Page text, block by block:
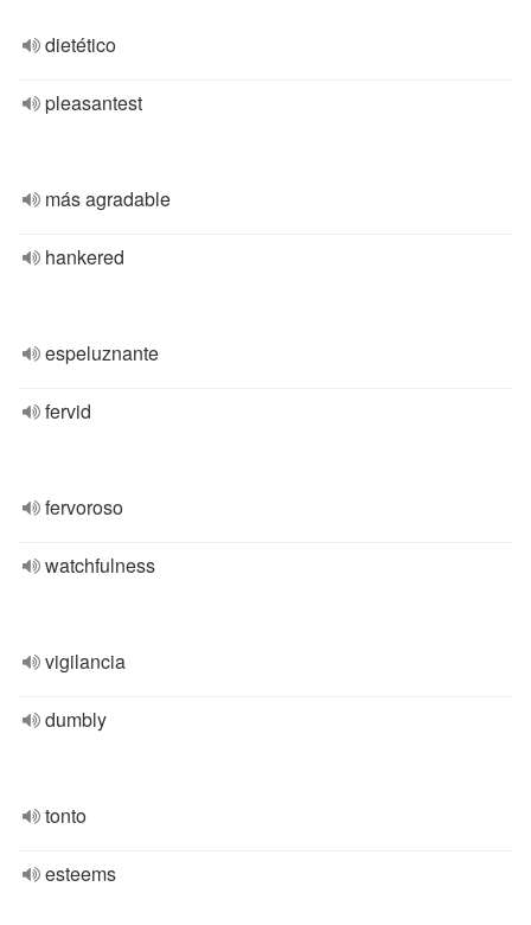
dietético
pleasantest
más agradable
hankered
espeluznante
fervid
fervoroso
watchfulness
vigilancia
dumbly
tonto
esteems